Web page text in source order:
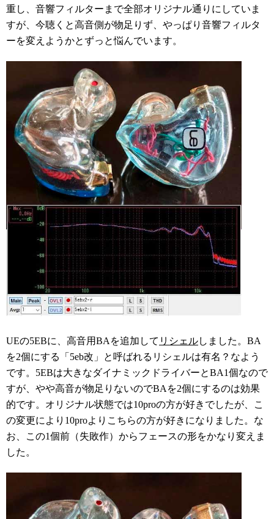
重し、音響フィルターまで全部オリジナル通りにしていま
すが、今聴くと高音側が物足りず、やっぱり音響フィルタ
ーを変えようかとずっと悩んでいます。
UEの5EBに、高音用BAを追加して リシェルしました。BA
を2個にする
「5eb改」と呼ばれるリシェルは有名？なよう
です。5EBは大きなダイナミックドライバーとBA1個なので
すが、やや高音が物足りないのでBAを2個にするのは効果
的です。オリジナル状態では10proの方が好きでしたが、こ
の変更により10proよりこちらの方が好きになりました。な
お、この1個前（失敗作）からフェースの形をかなり変えま
した。